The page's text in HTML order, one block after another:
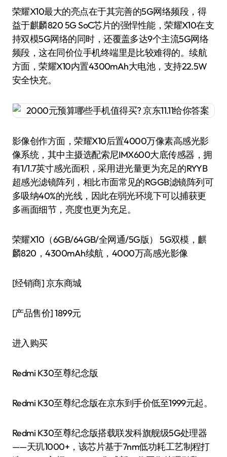
荣耀X10最大的亮点在于其完善的5G网络频段，得
益于麒麟820 5G SoC芯片的强悍性能，荣耀X10在支
持双模5G网络的同时，还覆盖多达9个主流5G网络
频段，这在同价位手机终端里是比较难得的。续航
方面，荣耀X10内置4300mAh大电池，支持22.5W
安全快充。
影像创作方面，荣耀X10后置4000万像素高感光影
像系统，其中主摄选配索尼IMX600大底传感器，拥
有1/1.7英寸感光面积，采用进光量更为充足的RYYB
超感光滤镜阵列，相比市面常见的RGGB滤镜阵列可
多吸纳40%的光线，因此在弱光环境下可以捕获更
多画面细节，亮度也更为充足。
荣耀X10（6GB/64GB/全网通/5G版） 5G双模，麒
麟820，4300mAh续航，4000万高感光影像
[经销商]京东商城
[产品售价]1899元
进入购买
Redmi K30至尊纪念版
Redmi K30至尊纪念版在京东到手价低至1999元起。
Redmi K30至尊纪念版搭载联发科旗舰级5G处理器
——天玑1000+，该芯片基于7nm低功耗工艺制程打